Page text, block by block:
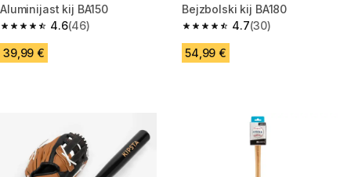
Aluminijast kij BA150
4.6
4.6 od 5 zvezdic from 46 ocene
(46)
39,99 €
Bejzbolski kij BA180
4.7
4.7 od 5 zvezdic from 30 ocene
(30)
54,99 €